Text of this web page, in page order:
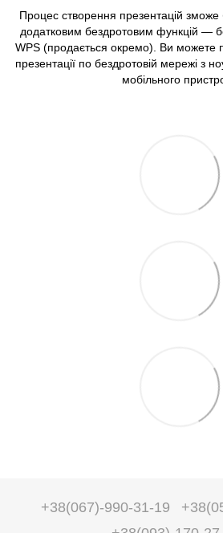
Процес створення презентацій зможе
додатковим бездротовим функцій —
WPS (продається окремо). Ви можете
презентації по бездротовій мережі з
мобільного
+38(067)-990-31-19